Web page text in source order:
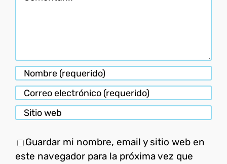
Guardar mi nombre, email y sitio web en
este navegador para la próxima vez que